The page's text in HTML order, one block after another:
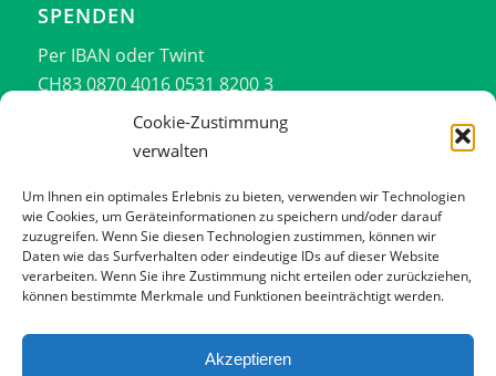
Cookie-Zustimmung
verwalten
Um Ihnen ein optimales Erlebnis zu bieten, verwenden wir Technologien
wie Cookies, um Geräteinformationen zu speichern und/oder darauf
zuzugreifen. Wenn Sie diesen Technologien zustimmen, können wir
Daten wie das Surfverhalten oder eindeutige IDs auf dieser Website
verarbeiten. Wenn Sie ihre Zustimmung nicht erteilen oder zurückziehen,
können bestimmte Merkmale und Funktionen beeinträchtigt werden.
Akzeptieren
SPENDEN
Per IBAN oder Twint
CH83 0870 4016 0531 8200 3
076 701 14 44
Vielen Dank!!!
Impressum
Datenschutzerklärung